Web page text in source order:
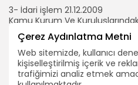
Çerez Aydınlatma Metni
Web sitemizde, kullanıcı
kişiselleştirilmiş içerik ve
trafiğimizi analiz etmek
2026 Bütün hakları
3- İdari işlem 21.12.2009
Kamu Kurum Ve
Yürütmek Üzere Geçici
Ödenecek Ücretler hakkında
aykırıdır.
Kararın 3 maddesinin (5).
krarda belirtilen ücretler